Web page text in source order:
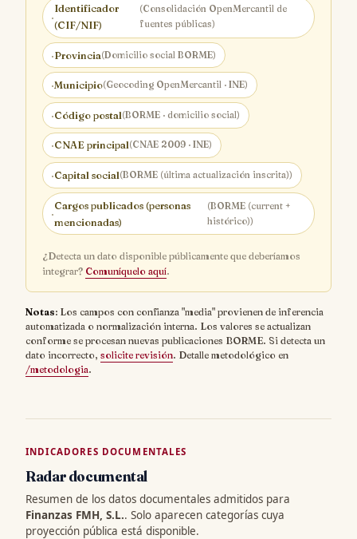
·
Identificador
(CIF/NIF)
(Consolidación OpenMercantil de
fuentes públicas)
·Provincia(Domicilio social BORME)
·Municipio(Geocoding OpenMercantil · INE)
·Código postal(BORME · domicilio social)
·CNAE principal(CNAE 2009 · INE)
·Capital social(BORME (última actualización inscrita))
·
Cargos publicados (personas
mencionadas)
(BORME (current +
histórico))
¿Detecta un dato disponible públicamente que deberíamos
integrar? Comuníquelo aquí.
Notas: Los campos con confianza "media" provienen de inferencia
automatizada o normalización interna. Los valores se actualizan
conforme se procesan nuevas publicaciones BORME. Si detecta un
dato incorrecto, solicite revisión. Detalle metodológico en
/metodologia.
INDICADORES DOCUMENTALES
Radar documental
Resumen de los datos documentales admitidos para
Finanzas FMH, S.L.. Solo aparecen categorías cuya
proyección pública está disponible.